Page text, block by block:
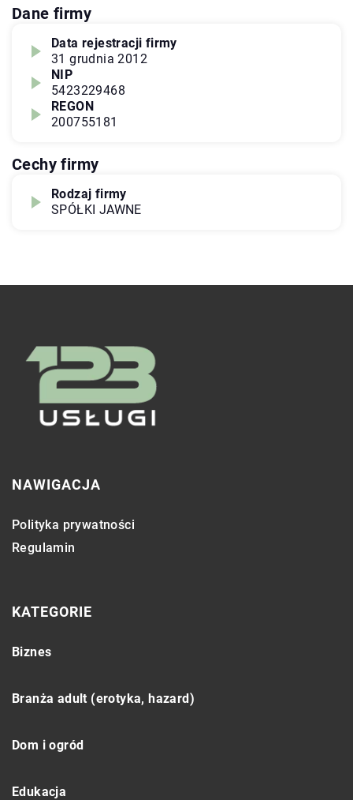
Dane firmy
Data rejestracji firmy
31 grudnia 2012
NIP
5423229468
REGON
200755181
Cechy firmy
Rodzaj firmy
SPÓŁKI JAWNE
NAWIGACJA
Polityka prywatności
Regulamin
KATEGORIE
Biznes
Branża adult (erotyka, hazard)
Dom i ogród
Edukacja